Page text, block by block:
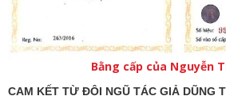
Bằng cấp của Nguyễn
CAM KẾT TỪ ĐỘI NGŨ TÁC GIẢ DŨNG